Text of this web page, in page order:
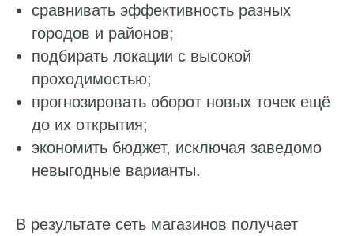
сравнивать эффективность разных
городов и районов;
подбирать локации с высокой
проходимостью;
прогнозировать оборот новых точек ещё
до их открытия;
экономить бюджет, исключая заведомо
невыгодные варианты.
В результате сеть магазинов получает